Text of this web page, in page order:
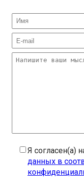
Я согласен(а)
данных в